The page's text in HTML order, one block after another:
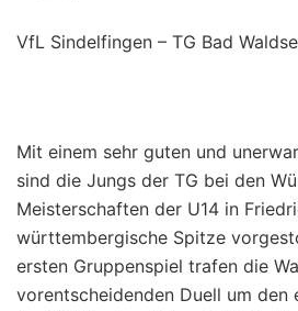
VfL Sindelfingen – TG Bad
Mit einem sehr guten und
sind die Jungs der TG bei den
Meisterschaften der U14 in
württembergische Spitze
ersten Gruppenspiel trafen die
vorentscheidenden Duell um den